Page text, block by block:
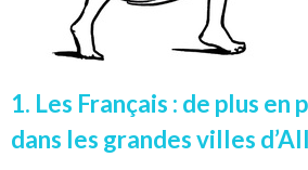
1. Les Français : de plus en
dans les grandes villes